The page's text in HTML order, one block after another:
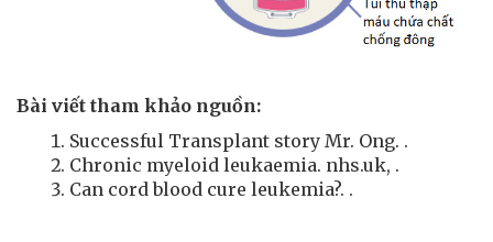
Bài viết tham khảo nguồn:
Successful Transplant story Mr. Ong. .
Chronic myeloid leukaemia. nhs.uk, .
Can cord blood cure leukemia?. .